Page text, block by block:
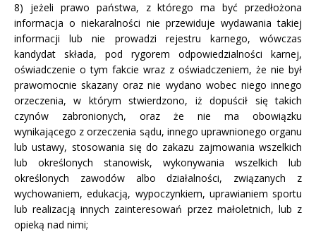
8) jeżeli prawo państwa, z którego ma być przedłożona
informacja o niekaralności nie przewiduje wydawania takiej
informacji lub nie prowadzi rejestru karnego, wówczas
kandydat składa, pod rygorem odpowiedzialności karnej,
oświadczenie o tym fakcie wraz z oświadczeniem, że nie był
prawomocnie skazany oraz nie wydano wobec niego innego
orzeczenia, w którym stwierdzono, iż dopuścił się takich
czynów zabronionych, oraz że nie ma obowiązku
wynikającego z orzeczenia sądu, innego uprawnionego organu
lub ustawy, stosowania się do zakazu zajmowania wszelkich
lub określonych stanowisk, wykonywania wszelkich lub
określonych zawodów albo działalności, związanych z
wychowaniem, edukacją, wypoczynkiem, uprawianiem sportu
lub realizacją innych zainteresowań przez małoletnich, lub z
opieką nad nimi;